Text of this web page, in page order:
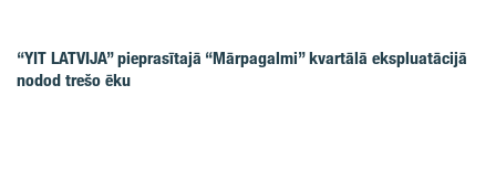
“YIT LATVIJA” pieprasītajā “Mārpagalmi” kvartālā ekspluatācijā
nodod trešo ēku